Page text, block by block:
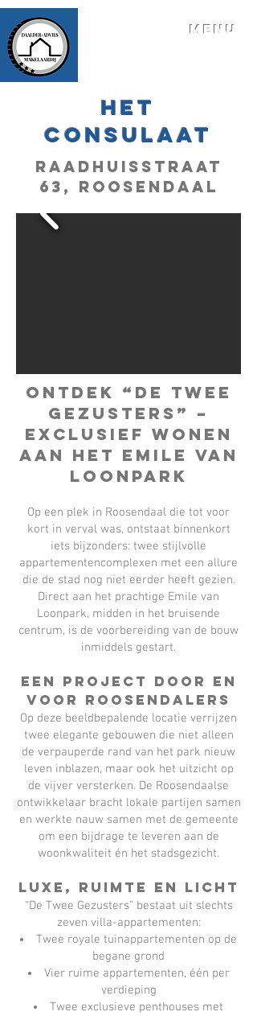
MENU
Het
consulaat
raadhuisstraat
63, Roosendaal
Ontdek “De Twee
Gezusters” –
exclusief wonen
aan het Emile van
Loonpark
Op een plek in Roosendaal die tot voor
kort in verval was, ontstaat binnenkort
iets bijzonders: twee stijlvolle
appartementencomplexen met een allure
die de stad nog niet eerder heeft gezien.
Direct aan het prachtige Emile van
Loonpark, midden in het bruisende
centrum, is de voorbereiding van de bouw
inmiddels gestart.
Een project door en
voor Roosendalers
Op deze beeldbepalende locatie verrijzen
twee elegante gebouwen die niet alleen
de verpauperde rand van het park nieuw
leven inblazen, maar ook het uitzicht op
de vijver versterken. De Roosendaalse
ontwikkelaar bracht lokale partijen samen
en werkte nauw samen met de gemeente
om een bijdrage te leveren aan de
woonkwaliteit én het stadsgezicht.
Luxe, ruimte en licht
“De Twee Gezusters” bestaat uit slechts
zeven villa-appartementen:
Twee royale tuinappartementen op de
begane grond
Vier ruime appartementen, één per
verdieping
Twee exclusieve penthouses met